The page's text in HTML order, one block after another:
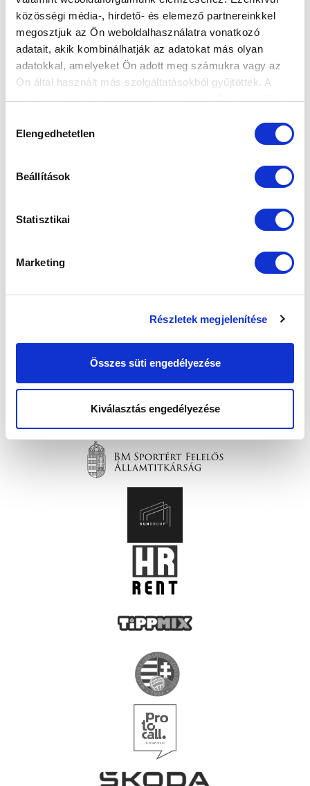
közösségi média-, hirdető- és elemező partnereinkkel
megosztjuk az Ön weboldalhasználatra vonatkozó
adatait, akik kombinálhatják az adatokat más olyan
adatokkal, amelyeket Ön adott meg számukra vagy az
Ön által használt más szolgáltatásokból gyűjtöttek. A
weboldalon való böngészés folytatásával Ön hozzájárul a
kiválasztása
Elengedhetetlen
Beállítások
Statisztikai
Marketing
Részletek megjelenítése
Összes süti engedélyezése
Kiválasztás engedélyezése
Elfogadom azAdatvédelmi tájékoztatót!
FELIRATKOZOM